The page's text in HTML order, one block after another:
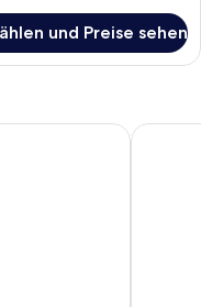
und Preise sehen
Montra